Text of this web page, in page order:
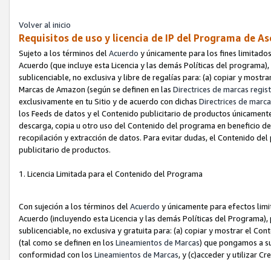
Volver al inicio
Requisitos de uso y licencia de IP del Programa de
Sujeto a los términos del Acuerdo y únicamente para los fines
Acuerdo (que incluye esta Licencia y las demás Políticas del
sublicenciable, no exclusiva y libre de regalías para: (a) copiar y
Marcas de Amazon (según se definen en las Directrices de marcas
exclusivamente en tu Sitio y de acuerdo con dichas Directrices de
los Feeds de datos y el Contenido publicitario de productos
descarga, copia u otro uso del Contenido del programa en beneficio
recopilación y extracción de datos. Para evitar dudas, el Contenido
publicitario de productos.
1. Licencia Limitada para el Contenido del Programa
Con sujeción a los términos del Acuerdo y únicamente para efectos
Acuerdo (incluyendo esta Licencia y las demás Políticas del
sublicenciable, no exclusiva y gratuita para: (a) copiar y mostrar el
(tal como se definen en los Lineamientos de Marcas) que pongamos a
conformidad con los Lineamientos de Marcas, y (c)acceder y utilizar